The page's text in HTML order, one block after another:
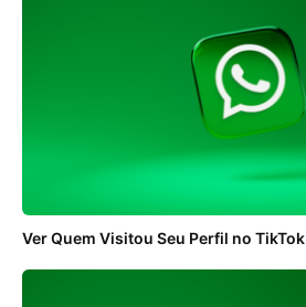
Ver Quem Visitou Seu Perfil no TikTok